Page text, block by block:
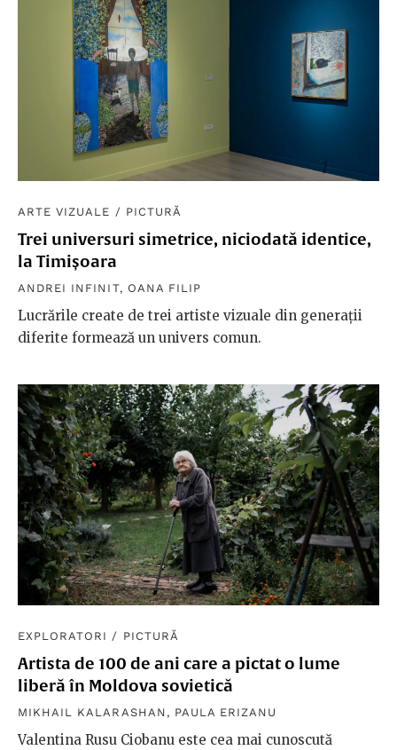
ARTE VIZUALE / PICTURĂ
Trei universuri simetrice, niciodată identice,
la Timișoara
ANDREI INFINIT, OANA FILIP
Lucrările create de trei artiste vizuale din generații
diferite formează un univers comun.
EXPLORATORI / PICTURĂ
Artista de 100 de ani care a pictat o lume
liberă în Moldova sovietică
MIKHAIL KALARASHAN , PAULA ERIZANU
Valentina Rusu Ciobanu este cea mai cunoscută